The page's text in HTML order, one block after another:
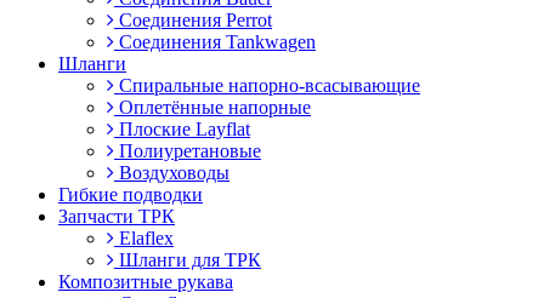
Соединения Perrot
Соединения Tankwagen
Шланги
Спиральные напорно-всасывающие
Оплетённые напорные
Плоские Layflat
Полиуретановые
Воздуховоды
Гибкие подводки
Запчасти ТРК
Elaflex
Шланги для ТРК
Композитные рукава